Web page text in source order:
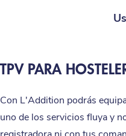
TPV PARA
Con L'Addition podrás
uno de los servicios fluya y